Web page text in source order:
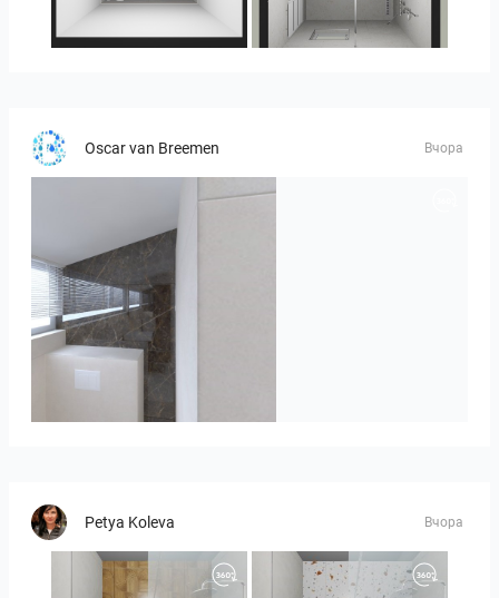
23-030409 bnr. 10
Oscar van Breemen Вчора
Badkamerhuis
Petya Koleva Вчора